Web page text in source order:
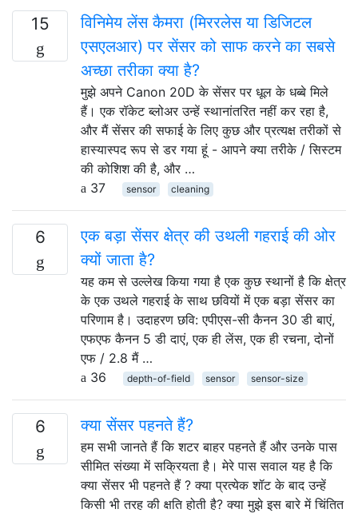
15
विनिमेय लेंस कैमरा (मिररलेस या डिजिटल
एसएलआर) पर सेंसर को साफ करने का सबसे
अच्छा तरीका क्या है?
मुझे अपने Canon 20D के सेंसर पर धूल के धब्बे मिले
हैं। एक रॉकेट ब्लोअर उन्हें स्थानांतरित नहीं कर रहा है,
और मैं सेंसर की सफाई के लिए कुछ और प्रत्यक्ष तरीकों से
हास्यास्पद रूप से डर गया हूं - आपने क्या तरीके / सिस्टम
की कोशिश की है, और …
37
sensor cleaning
6
एक बड़ा सेंसर क्षेत्र की उथली गहराई की ओर
क्यों जाता है?
यह कम से उल्लेख किया गया है एक कुछ स्थानों है कि क्षेत्र
के एक उथले गहराई के साथ छवियों में एक बड़ा सेंसर का
परिणाम है। उदाहरण छवि: एपीएस-सी कैनन 30 डी बाएं,
एफएफ कैनन 5 डी दाएं, एक ही लेंस, एक ही रचना, दोनों
एफ / 2.8 मैं …
36
depth-of-field sensor sensor-size
6 क्या सेंसर पहनते हैं?
हम सभी जानते हैं कि शटर बाहर पहनते हैं और उनके पास
सीमित संख्या में सक्रियता है। मेरे पास सवाल यह है कि
क्या सेंसर भी पहनते हैं ? क्या प्रत्येक शॉट के बाद उन्हें
किसी भी तरह की क्षति होती है? क्या मुझे इस बारे में चिंतित